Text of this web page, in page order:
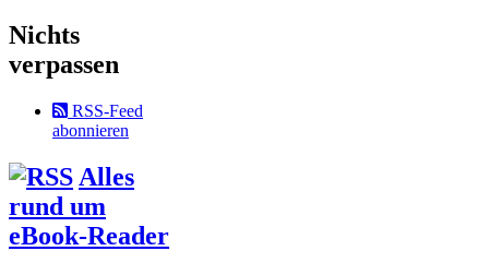
Nichts
verpassen
RSS-Feed
abonnieren
Alles
rund um
eBook-Reader